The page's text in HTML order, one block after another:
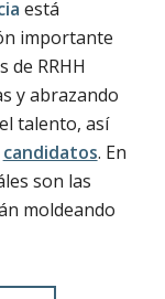
está
importante
de RRHH
y abrazando
talento, así
candidatos. En
son las
moldeando